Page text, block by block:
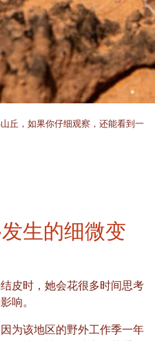
丘，如果你仔细观察，还能看到一
生的细微变
皮时，她会花很多时间思考
响。
为该地区的野外工作季一年